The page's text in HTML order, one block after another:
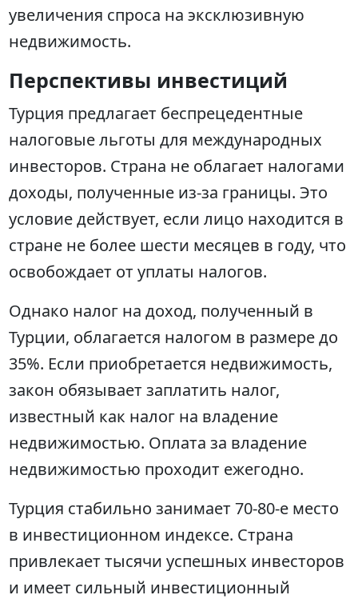
увеличения спроса на эксклюзивную
недвижимость.
Перспективы инвестиций
Турция предлагает беспрецедентные
налоговые льготы для международных
инвесторов. Страна не облагает налогами
доходы, полученные из-за границы. Это
условие действует, если лицо находится в
стране не более шести месяцев в году, что
освобождает от уплаты налогов.
Однако налог на доход, полученный в
Турции, облагается налогом в размере до
35%. Если приобретается недвижимость,
закон обязывает заплатить налог,
известный как налог на владение
недвижимостью. Оплата за владение
недвижимостью проходит ежегодно.
Турция стабильно занимает 70-80-е место
в инвестиционном индексе. Страна
привлекает тысячи успешных инвесторов
и имеет сильный инвестиционный